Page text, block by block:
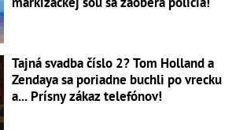
Tajná svadba číslo 2? Tom Holland a
Zendaya sa poriadne buchli po vrecku
a... Prísny zákaz telefónov!